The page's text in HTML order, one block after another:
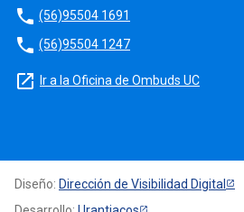
phone (56)95504 1691
phone (56)95504 1247
launch Ir a la Oficina de Ombuds UC
Diseño: Dirección de Visibilidad Digital